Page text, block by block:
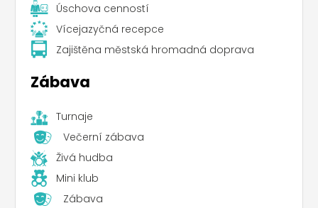
Úschova cenností
Vícejazyčná recepce
Zajištěna městská hromadná doprava
Zábava
Turnaje
Večerní zábava
Živá hudba
Mini klub
Zábava